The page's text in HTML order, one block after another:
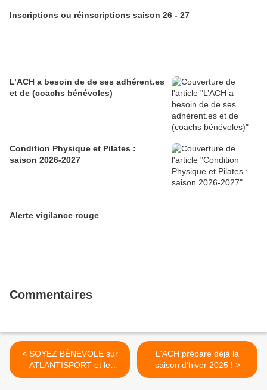
Inscriptions ou réinscriptions saison 26 - 27
L’ACH a besoin de de ses adhérent.es
et de (coachs bénévoles)
Condition Physique et Pilates :
saison 2026-2027
Alerte vigilance rouge
Commentaires
< SOYEZ BÉNÉVOLE sur
ATLANTISPORT et le
MARATHON
L'ACH prépare déjà la
saison d'hiver 2025 ! >